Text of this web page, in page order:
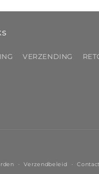
VERZENDING
Verzendbeleid